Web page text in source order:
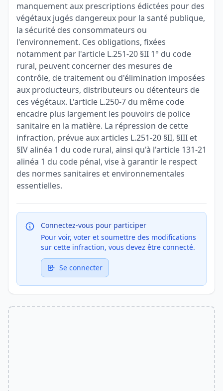
manquement aux prescriptions édictées pour des
végétaux jugés dangereux pour la santé publique,
la sécurité des consommateurs ou
l'environnement. Ces obligations, fixées
notamment par l'article L.251-20 §II 1° du code
rural, peuvent concerner des mesures de
contrôle, de traitement ou d'élimination imposées
aux producteurs, distributeurs ou détenteurs de
ces végétaux. L'article L.250-7 du même code
encadre plus largement les pouvoirs de police
sanitaire en la matière. La répression de cette
infraction, prévue aux articles L.251-20 §II, §III et
§IV alinéa 1 du code rural, ainsi qu'à l'article 131-21
alinéa 1 du code pénal, vise à garantir le respect
des normes sanitaires et environnementales
essentielles.
Connectez-vous pour participer
Pour voir, voter et soumettre des modifications
sur cette infraction, vous devez être connecté.
Se connecter